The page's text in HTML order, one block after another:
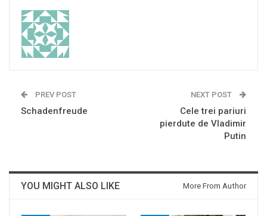
PREV POST
Schadenfreude
NEXT POST
Cele trei pariuri
pierdute de Vladimir
Putin
YOU MIGHT ALSO LIKE More From Author